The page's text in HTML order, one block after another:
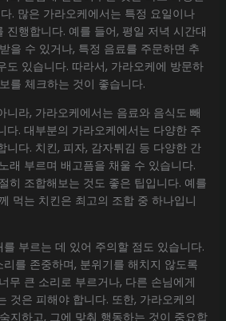
. 많은 가라오케에서는 특정 요일이나
진행합니다. 예를 들어, 평일 저녁 시간대
을 수 있거나, 특정 음료를 주문하면 추
도 있습니다. 따라서, 가라오케에 방문하
를 체크하는 것이 좋습니다.
니라, 가라오케에서는 음료와 음식도 빼
다. 대부분의 가라오케에서는 다양한 주
니다. 치킨, 피자, 감자튀김 등 다양한 간
래 부르며 배고픔을 채울 수 있습니다.
히 조합해보는 것도 좋은 팁입니다. 예를
먹는 치킨은 최고의 조합 중 하나입니
부르는 데 있어 주의할 점도 있습니다.
를 존중하며, 분위기를 해치지 않도록
무 큰 소리로 부르거나, 다른 손님에게
것은 피해야 합니다. 또한, 가라오케의
지하고, 그에 맞춰 행동하는 것이 중요합